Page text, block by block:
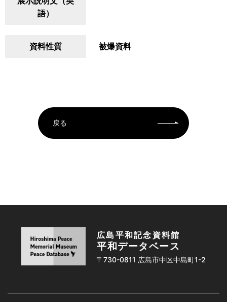
語）
資料性質 被爆資料
戻る
広島平和記念資料館
平和データベース
〒730-0811 広島市中区中島町1-2